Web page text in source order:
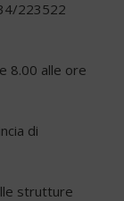
223522
8.00 alle ore
di
strutture